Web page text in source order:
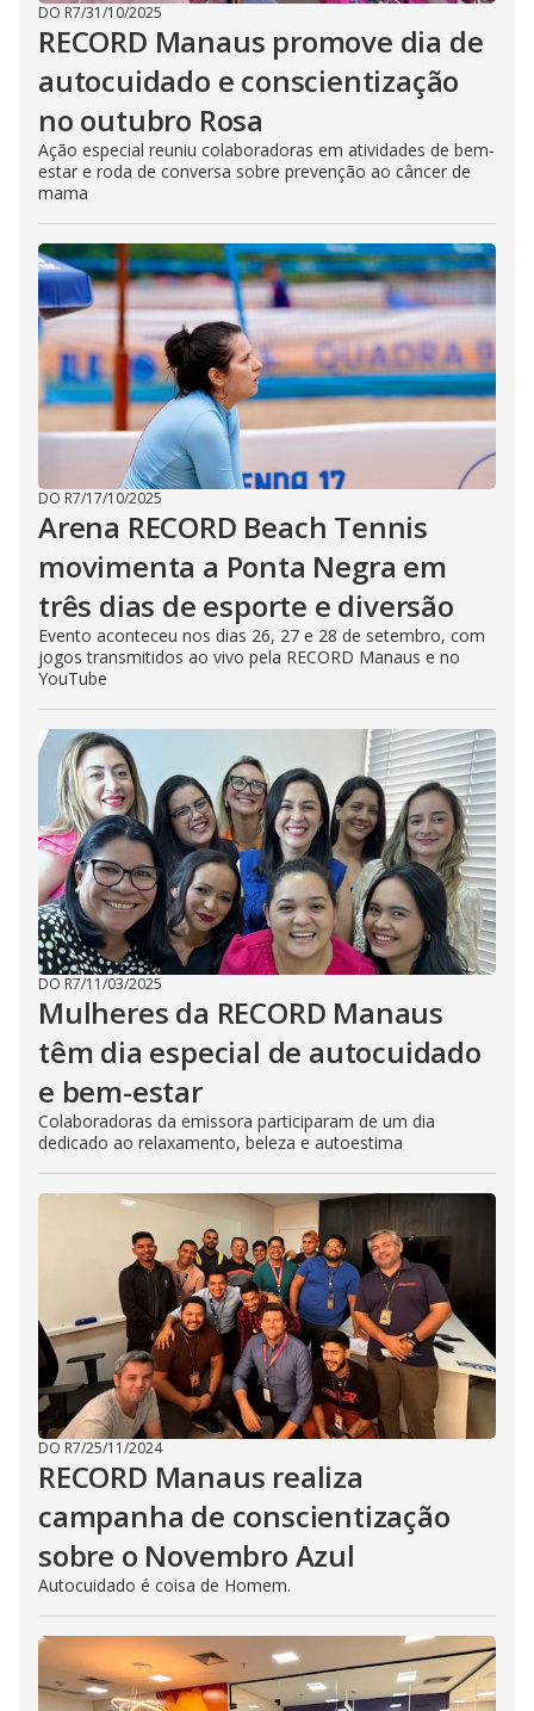
DO R7/31/10/2025
RECORD Manaus promove dia de
autocuidado e conscientização
no outubro Rosa
Ação especial reuniu colaboradoras em atividades de bem-
estar e roda de conversa sobre prevenção ao câncer de
mama
DO R7/17/10/2025
Arena RECORD Beach Tennis
movimenta a Ponta Negra em
três dias de esporte e diversão
Evento aconteceu nos dias 26, 27 e 28 de setembro, com
jogos transmitidos ao vivo pela RECORD Manaus e no
YouTube
DO R7/11/03/2025
Mulheres da RECORD Manaus
têm dia especial de autocuidado
e bem-estar
Colaboradoras da emissora participaram de um dia
dedicado ao relaxamento, beleza e autoestima
DO R7/25/11/2024
RECORD Manaus realiza
campanha de conscientização
sobre o Novembro Azul
Autocuidado é coisa de Homem.